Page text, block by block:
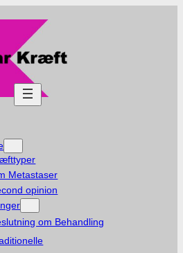
Metastaser
opinion
om Behandling